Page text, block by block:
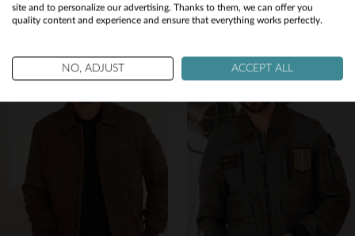
TALLAS DISPONIBLES
TODAS LAS TEMPORADAS
TALLAS DISPONIBLES
NUEVA COLECCIÓN
No
Yes
site and to personalize our advertising. Thanks to them, we can offer you
quality content and experience and ensure that everything works perfectly.
NO, ADJUST ACCEPT ALL